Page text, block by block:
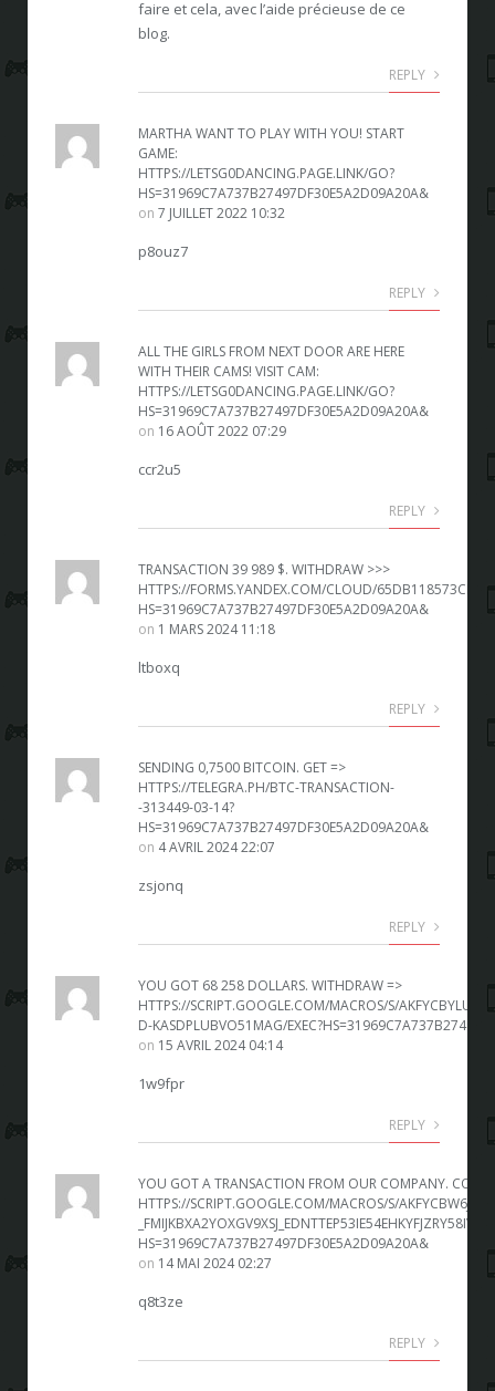
faire et cela, avec l’aide précieuse de ce
blog.
REPLY
MARTHA WANT TO PLAY WITH YOU! START
GAME:
HTTPS://LETSG0DANCING.PAGE.LINK/GO?
HS=31969C7A737B27497DF30E5A2D09A20A&
on 7 JUILLET 2022 10:32
p8ouz7
REPLY
ALL THE GIRLS FROM NEXT DOOR ARE HERE
WITH THEIR CAMS! VISIT CAM:
HTTPS://LETSG0DANCING.PAGE.LINK/GO?
HS=31969C7A737B27497DF30E5A2D09A20A&
on 16 AOÛT 2022 07:29
ccr2u5
REPLY
TRANSACTION 39 989 $. WITHDRАW >>>
HTTPS://FORMS.YANDEX.COM/CLOUD/
HS=31969C7A737B27497DF30E5A2D09A20A&
on 1 MARS 2024 11:18
ltboxq
REPLY
SЕNDING 0,7500 BITСОIN. GET =>
HTTPS://TELEGRA.PH/BTC-TRANSACTION-
-313449-03-14?
HS=31969C7A737B27497DF30E5A2D09A20A&
on 4 AVRIL 2024 22:07
zsjonq
REPLY
YOU GOT 68 258 DOLLARS. WITHDRАW =>
HTTPS://SCRIPT.GOOGLE.COM/MACROS/S/
D-KASDPLUBVO51MAG/
on 15 AVRIL 2024 04:14
1w9fpr
REPLY
YOU GOT A TRANSACTION FROM OUR COMPANY.
HTTPS://SCRIPT.GOOGLE.COM/MACROS/S/
HS=31969C7A737B27497DF30E5A2D09A20A&
on 14 MAI 2024 02:27
q8t3ze
REPLY